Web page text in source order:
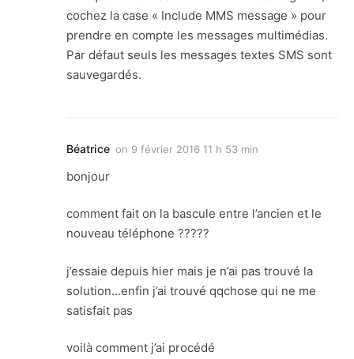
cochez la case « Include MMS message » pour
prendre en compte les messages multimédias.
Par défaut seuls les messages textes SMS sont
sauvegardés.
Béatrice on 9 février 2016 11 h 53 min
bonjour
comment fait on la bascule entre l’ancien et le
nouveau téléphone ?????
j’essaie depuis hier mais je n’ai pas trouvé la
solution…enfin j’ai trouvé qqchose qui ne me
satisfait pas
voilà comment j’ai procédé